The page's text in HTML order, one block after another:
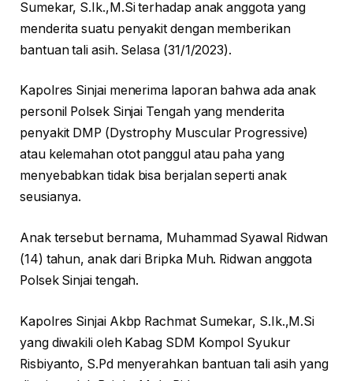
Sumekar, S.Ik.,M.Si terhadap anak anggota yang
menderita suatu penyakit dengan memberikan
bantuan tali asih. Selasa (31/1/2023).
Kapolres Sinjai menerima laporan bahwa ada anak
personil Polsek Sinjai Tengah yang menderita
penyakit DMP (Dystrophy Muscular Progressive)
atau kelemahan otot panggul atau paha yang
menyebabkan tidak bisa berjalan seperti anak
seusianya.
Anak tersebut bernama, Muhammad Syawal Ridwan
(14) tahun, anak dari Bripka Muh. Ridwan anggota
Polsek Sinjai tengah.
Kapolres Sinjai Akbp Rachmat Sumekar, S.Ik.,M.Si
yang diwakili oleh Kabag SDM Kompol Syukur
Risbiyanto, S.Pd menyerahkan bantuan tali asih yang